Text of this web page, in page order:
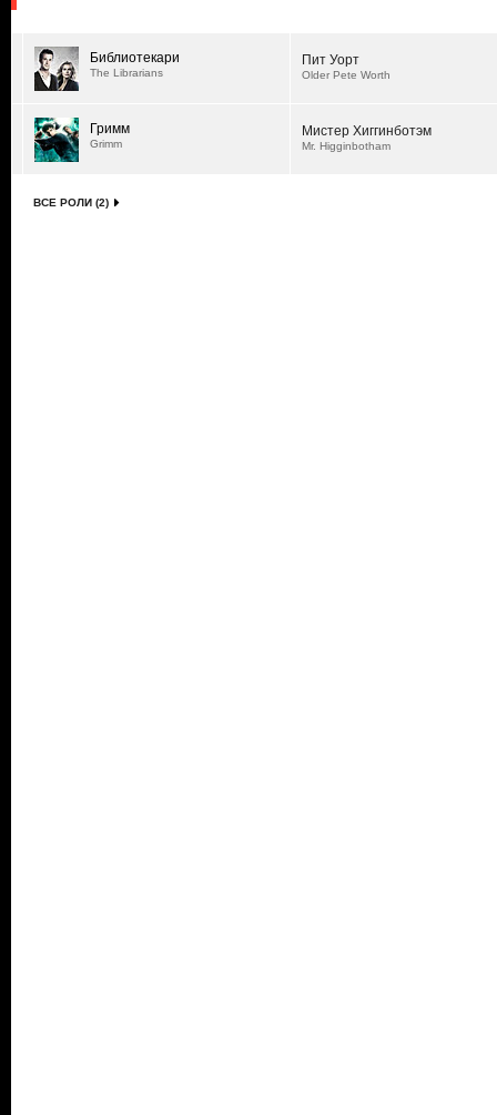
Библиотекари
The Librarians
Пит Уорт
Older Pete Worth
Гримм
Grimm
Мистер Хиггинботэм
Mr. Higginbotham
ВСЕ РОЛИ (2)